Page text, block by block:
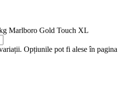
Marlboro Gold Touch XL
Opțiunile pot fi alese în pagina